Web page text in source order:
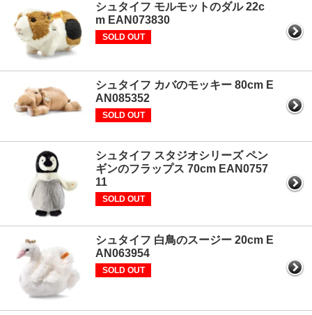
シュタイフ モルモットのダル 22c
m EAN073830
SOLD OUT
シュタイフ カバのモッキー 80cm E
AN085352
SOLD OUT
シュタイフ スタジオシリーズ ペン
ギンのフラップス 70cm EAN0757
11
SOLD OUT
シュタイフ 白鳥のスージー 20cm E
AN063954
SOLD OUT